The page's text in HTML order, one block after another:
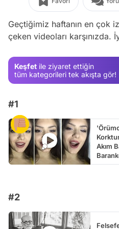
Geçtiğimiz haftanın en çok
çeken videoları karşınızda.
Keşfet ile ziyaret ettiğin
tüm kategorileri tek akışta gör!
#1
Akım
#2